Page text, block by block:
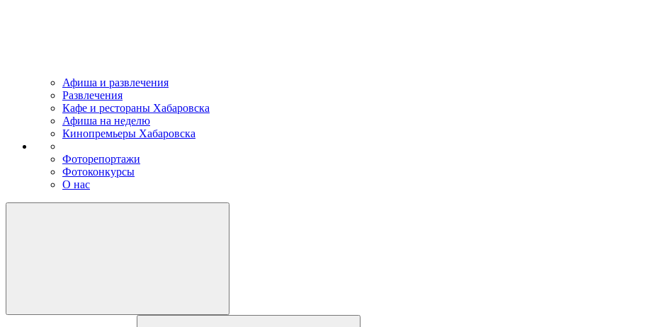
Афиша и развлечения
Развлечения
Кафе и рестораны Хабаровска
Афиша на неделю
Кинопремьеры Хабаровска
Фоторепортажи
Фотоконкурсы
О нас